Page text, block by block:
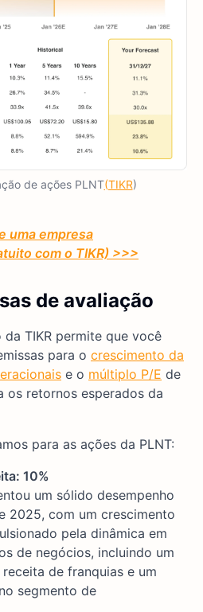
de ações PLNT(TIKR)
uma empresa
com o TIKR) >>>
de avaliação
TIKR permite que você
para o crescimento da
e o múltiplo P/E de
os retornos esperados da
para as ações da PLNT:
10%
um sólido desempenho
2025, com um crescimento
pela dinâmica em
de negócios, incluindo um
de franquias e um
segmento de